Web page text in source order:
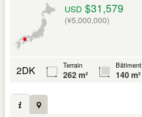
USD $31,579
(¥5,000,000)
2DK Terrain
262 m²
Bâtiment
140 m²